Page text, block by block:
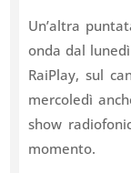
Un’altra
onda dal
RaiPlay, sul
mercoledì
show
momento.